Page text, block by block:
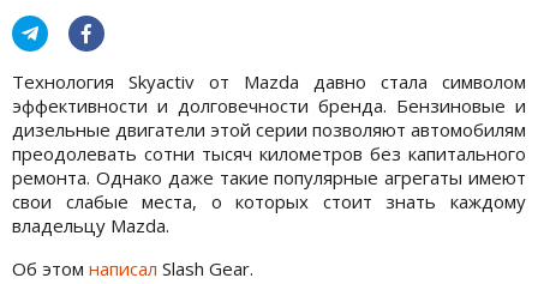
Технология Skyactiv от Mazda давно стала символом
эффективности и долговечности бренда. Бензиновые и
дизельные двигатели этой серии позволяют автомобилям
преодолевать сотни тысяч километров без капитального
ремонта. Однако даже такие популярные агрегаты имеют
свои слабые места, о которых стоит знать каждому
владельцу Mazda.
Об этом написал Slash Gear.